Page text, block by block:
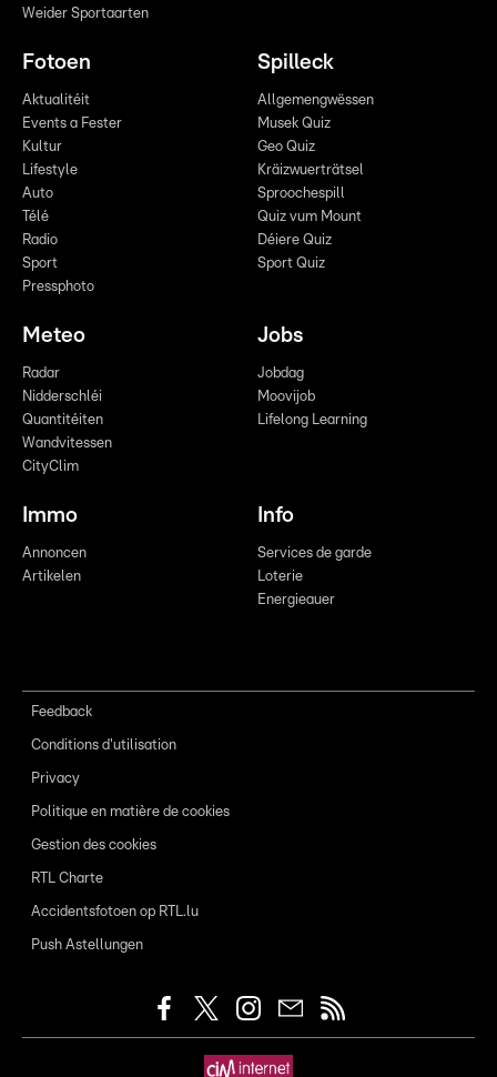
Weider Sportaarten
Fotoen
Aktualitéit
Events a Fester
Kultur
Lifestyle
Auto
Télé
Radio
Sport
Pressphoto
Spilleck
Allgemengwëssen
Musek Quiz
Geo Quiz
Kräizwuerträtsel
Sproochespill
Quiz vum Mount
Déiere Quiz
Sport Quiz
Meteo
Radar
Nidderschléi
Quantitéiten
Wandvitessen
CityClim
Jobs
Jobdag
Moovijob
Lifelong Learning
Immo
Annoncen
Artikelen
Info
Services de garde
Loterie
Energieauer
Feedback
Conditions d'utilisation
Privacy
Politique en matière de cookies
Gestion des cookies
RTL Charte
Accidentsfotoen op RTL.lu
Push Astellungen